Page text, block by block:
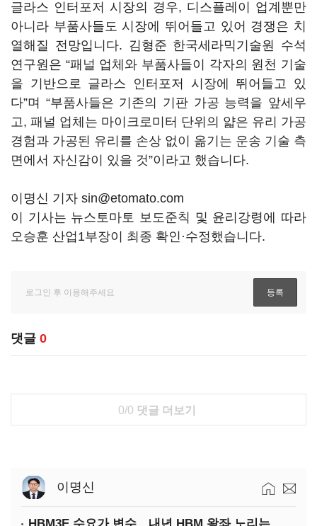
글라스 인터포저 시장의 경우, 디스플레이 업계뿐만
아니라 부품사들도 시장에 뛰어들고 있어 경쟁은 치
열해질 전망입니다. 김형준 한국세라믹기술원 수석
연구원은 “패널 업체와 부품사들이 각자의 원천 기술
을 기반으로 글라스 인터포저 시장에 뛰어들고 있
다”며 “부품사들은 기존의 기판 가공 능력을 앞세우
고, 패널 업체는 마이크로미터 단위의 얇은 유리 가공
경험과 가공된 유리를 손상 없이 옮기는 운송 기술 측
면에서 자신감이 있을 것”이라고 했습니다.
이명신 기자 sin@etomato.com
이 기사는 뉴스토마토 보도준칙 및 윤리강령에 따라
오승훈 산업1부장이 최종 확인·수정했습니다.
댓글 0
0/0 댓글 더보기
이명신